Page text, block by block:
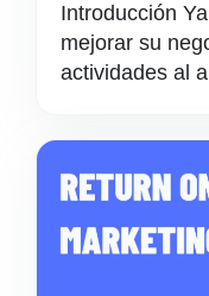
Introducción
mejorar su
actividades al